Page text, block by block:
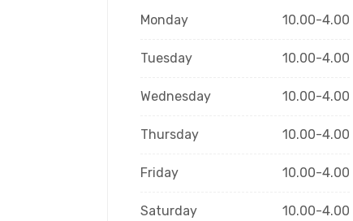
Monday 10.00-4.00
Tuesday 10.00-4.00
Wednesday 10.00-4.00
Thursday 10.00-4.00
Friday 10.00-4.00
Saturday 10.00-4.00